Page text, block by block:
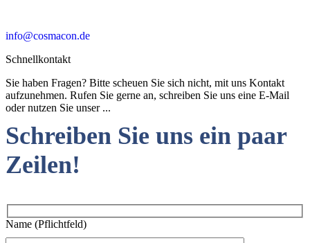
info@cosmacon.de
Schnellkontakt
Sie haben Fragen? Bitte scheuen Sie sich nicht, mit uns Kontakt
aufzunehmen. Rufen Sie gerne an, schreiben Sie uns eine E-Mail
oder nutzen Sie unser ...
Schreiben Sie uns ein paar
Zeilen!
Name (Pflichtfeld)